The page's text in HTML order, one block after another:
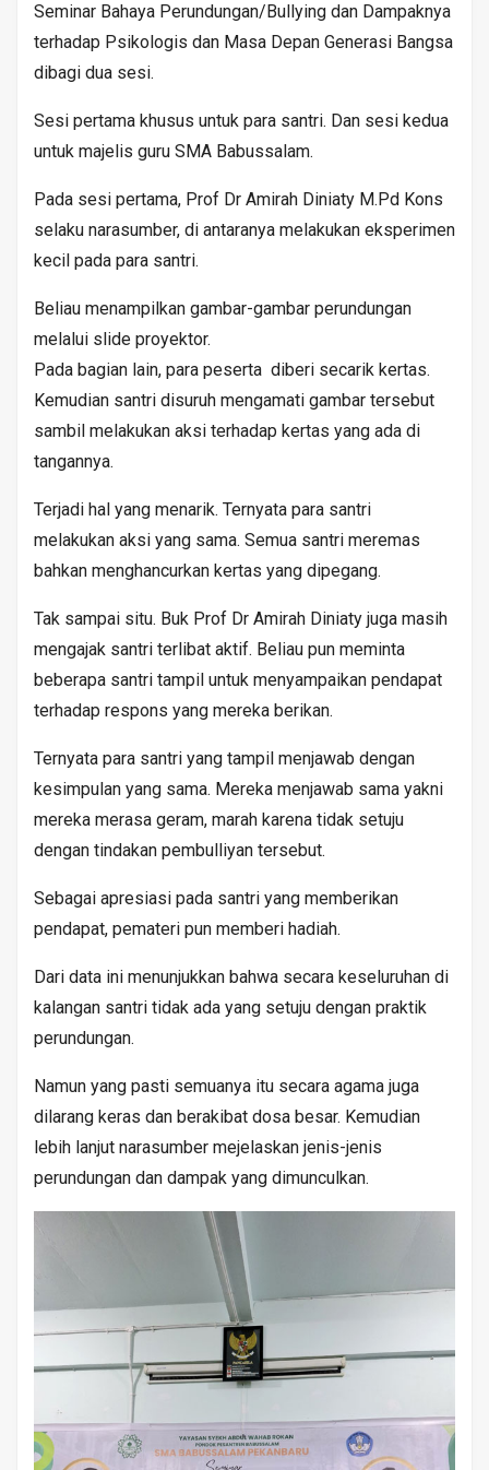
Seminar Bahaya Perundungan/Bullying dan Dampaknya
terhadap Psikologis dan Masa Depan Generasi Bangsa
dibagi dua sesi.
Sesi pertama khusus untuk para santri. Dan sesi kedua
untuk majelis guru SMA Babussalam.
Pada sesi pertama, Prof Dr Amirah Diniaty M.Pd Kons
selaku narasumber, di antaranya melakukan eksperimen
kecil pada para santri.
Beliau menampilkan gambar-gambar perundungan
melalui slide proyektor.
Pada bagian lain, para peserta diberi secarik kertas.
Kemudian santri disuruh mengamati gambar tersebut
sambil melakukan aksi terhadap kertas yang ada di
tangannya.
Terjadi hal yang menarik. Ternyata para santri
melakukan aksi yang sama. Semua santri meremas
bahkan menghancurkan kertas yang dipegang.
Tak sampai situ. Buk Prof Dr Amirah Diniaty juga masih
mengajak santri terlibat aktif. Beliau pun meminta
beberapa santri tampil untuk menyampaikan pendapat
terhadap respons yang mereka berikan.
Ternyata para santri yang tampil menjawab dengan
kesimpulan yang sama. Mereka menjawab sama yakni
mereka merasa geram, marah karena tidak setuju
dengan tindakan pembulliyan tersebut.
Sebagai apresiasi pada santri yang memberikan
pendapat, pemateri pun memberi hadiah.
Dari data ini menunjukkan bahwa secara keseluruhan di
kalangan santri tidak ada yang setuju dengan praktik
perundungan.
Namun yang pasti semuanya itu secara agama juga
dilarang keras dan berakibat dosa besar. Kemudian
lebih lanjut narasumber mejelaskan jenis-jenis
perundungan dan dampak yang dimunculkan.